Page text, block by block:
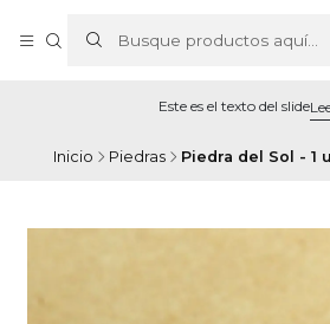
Este es el texto del slide
Inicio Piedras Piedra del Sol - 1